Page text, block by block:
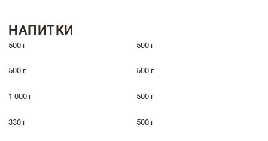
НАПИТКИ
500 г 500 г
500 г 500 г
1 000 г 500 г
330 г 500 г